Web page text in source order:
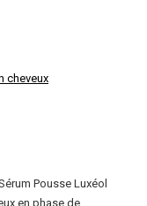
cheveux
Pousse Luxéol
en phase de